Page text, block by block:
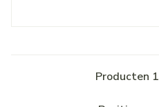
Producten 1